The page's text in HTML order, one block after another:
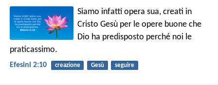
Siamo infatti opera sua, creati in
Cristo Gesù per le opere buone che
Dio ha predisposto perché noi le
praticassimo.
Efesini 2:10 creazione Gesù seguire